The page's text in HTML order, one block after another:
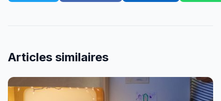
Articles similaires